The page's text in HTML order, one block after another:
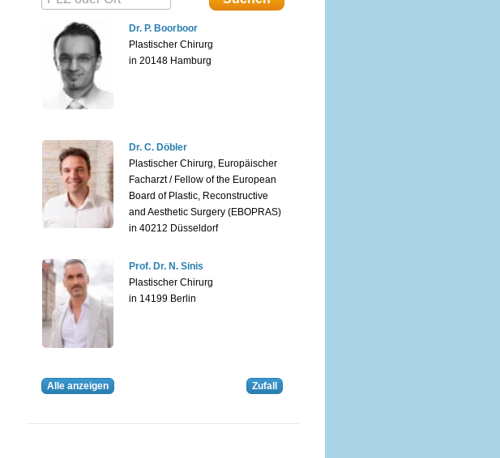
Dr. P. Boorboor
Plastischer Chirurg
in 20148 Hamburg
Dr. C. Döbler
Plastischer Chirurg, Europäischer
Facharzt / Fellow of the European
Board of Plastic, Reconstructive
and Aesthetic Surgery (EBOPRAS)
in 40212 Düsseldorf
Prof. Dr. N. Sinis
Plastischer Chirurg
in 14199 Berlin
Alle anzeigen Zufall